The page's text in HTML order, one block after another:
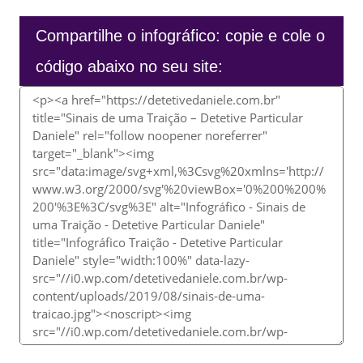
Compartilhe o infográfico: copie e cole o
código abaixo no seu site: